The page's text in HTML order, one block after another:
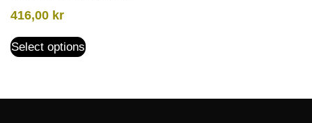
416,00 kr
Select options